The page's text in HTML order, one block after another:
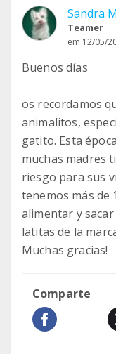
Sandra
Teamer
em 12/05/
Buenos días
os recordamos
animalitos,
gatito. Esta
muchas madres
riesgo para sus
tenemos más de
alimentar y
latitas de la
Muchas gracias!
Comparte